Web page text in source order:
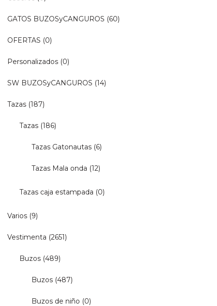
GATOS BUZOSyCANGUROS (60)
OFERTAS (0)
Personalizados (0)
SW BUZOSyCANGUROS (14)
Tazas (187)
Tazas (186)
Tazas Gatonautas (6)
Tazas Mala onda (12)
Tazas caja estampada (0)
Varios (9)
Vestimenta (2651)
Buzos (489)
Buzos (487)
Buzos de niño (0)